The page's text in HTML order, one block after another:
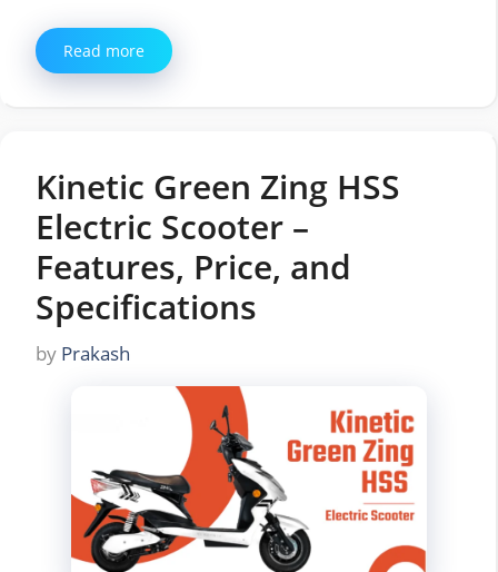
Read more
Kinetic Green Zing HSS
Electric Scooter –
Features, Price, and
Specifications
by Prakash